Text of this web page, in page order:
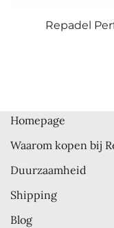
Repadel
Homepage
Waarom kopen bij
Duurzaamheid
Shipping
Blog